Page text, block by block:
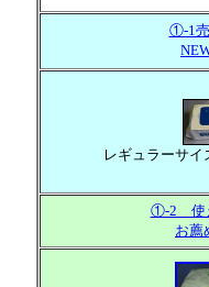
①-1
レギュラーサ
①-2 使
お薦